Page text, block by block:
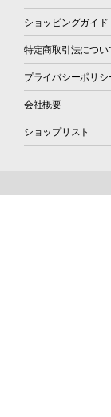
ショッピングガイド
特定商取引法につい
プライバシーポリシ
会社概要
ショップリスト